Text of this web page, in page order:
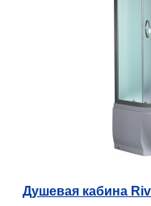
Душевая кабина